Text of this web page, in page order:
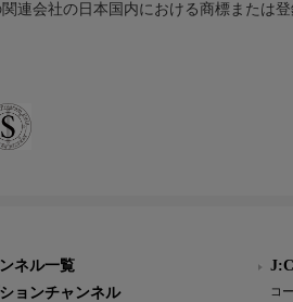
連会社の日本国内における商標または登
ネル一覧
ョンチャンネル
コ